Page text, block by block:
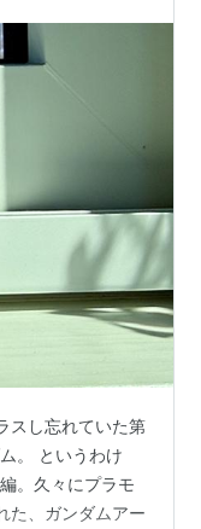
スし忘れていた第
。 というわけ
。久々にプラモ
た、ガンダムアー